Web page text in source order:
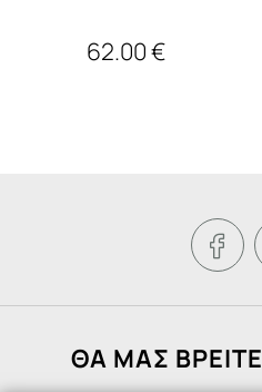
62.00 €

ΘΑ ΜΑΣ ΒΡΕΙΤΕ